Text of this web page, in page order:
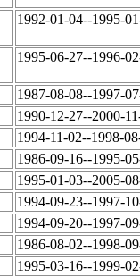
1992-01-04--1995-
1995-06-27--1996-
1987-08-08--1997-
1990-12-27--2000-
1994-11-02--1998-
1986-09-16--1995-
1995-01-03--2005-
1994-09-23--1997-
1994-09-20--1997-
1986-08-02--1998-
1995-03-16--1999-